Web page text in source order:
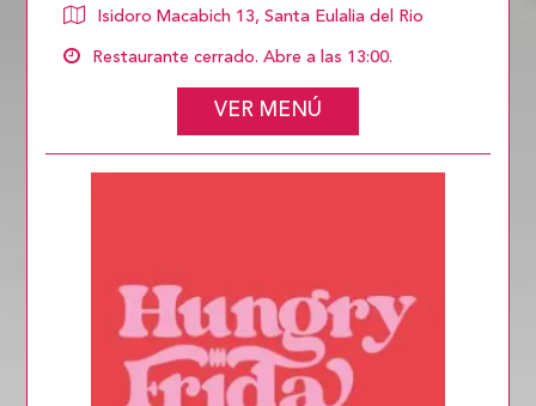
Isidoro Macabich 13, Santa Eulalia del Rio
Restaurante cerrado. Abre a las 13:00.
VER MENÚ